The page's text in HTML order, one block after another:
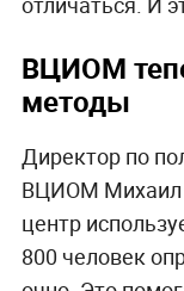
ВЦИОМ
методы
Директор по
ВЦИОМ Михаил
центр
800 человек